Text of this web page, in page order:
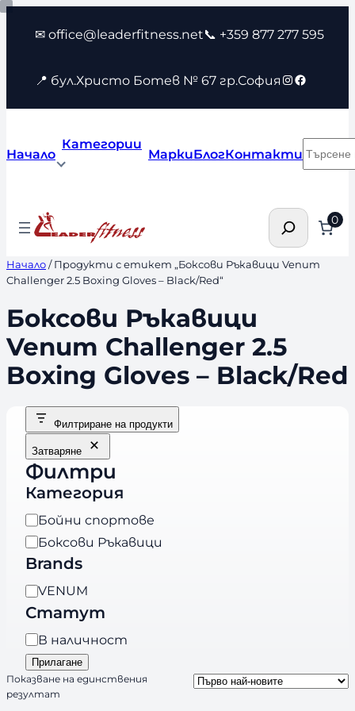
Към
съдържанието
✉ office@leaderfitness.net📞 +359 877 277 595
📍 бул.Христо Ботев № 67 гр.София Instagram
Facebook
Начало
Категории
МаркиБлогКонтакти
Търсене 0
Начало/ Продукти с етикет „Боксови Ръкавици Venum
Challenger 2.5 Boxing Gloves – Black/Red“
Боксови Ръкавици
Venum Challenger 2.5
Boxing Gloves – Black/Red
Филтриране на продукти
Затваряне
Филтри
Категория
К
а
т
г
о
р
и
я
Бойни спортове
Боксови Ръкавици
Brands
B
r
a
n
d
s
VENUM
Статут
Н
а
л
и
В наличност
Прилагане
Показване на единствения
резултат